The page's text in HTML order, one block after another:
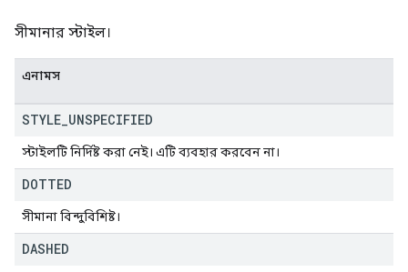
সীমানার স্টাইল।
এনামস
STYLE UNSPECIFIED
স্টাইলটি নির্দিষ্ট করা নেই। এটি ব্যবহার করবেন না।
DOTTED
সীমানা বিন্দুবিশিষ্ট।
DASHED